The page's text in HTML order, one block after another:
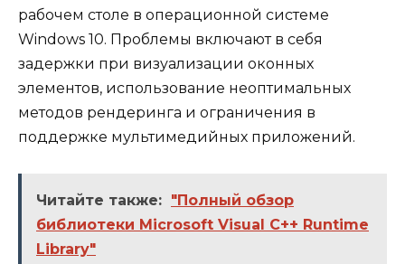
рабочем столе в операционной системе
Windows 10. Проблемы включают в себя
задержки при визуализации оконных
элементов, использование неоптимальных
методов рендеринга и ограничения в
поддержке мультимедийных приложений.
Читайте также: "Полный обзор
библиотеки Microsoft Visual C++ Runtime
Library"